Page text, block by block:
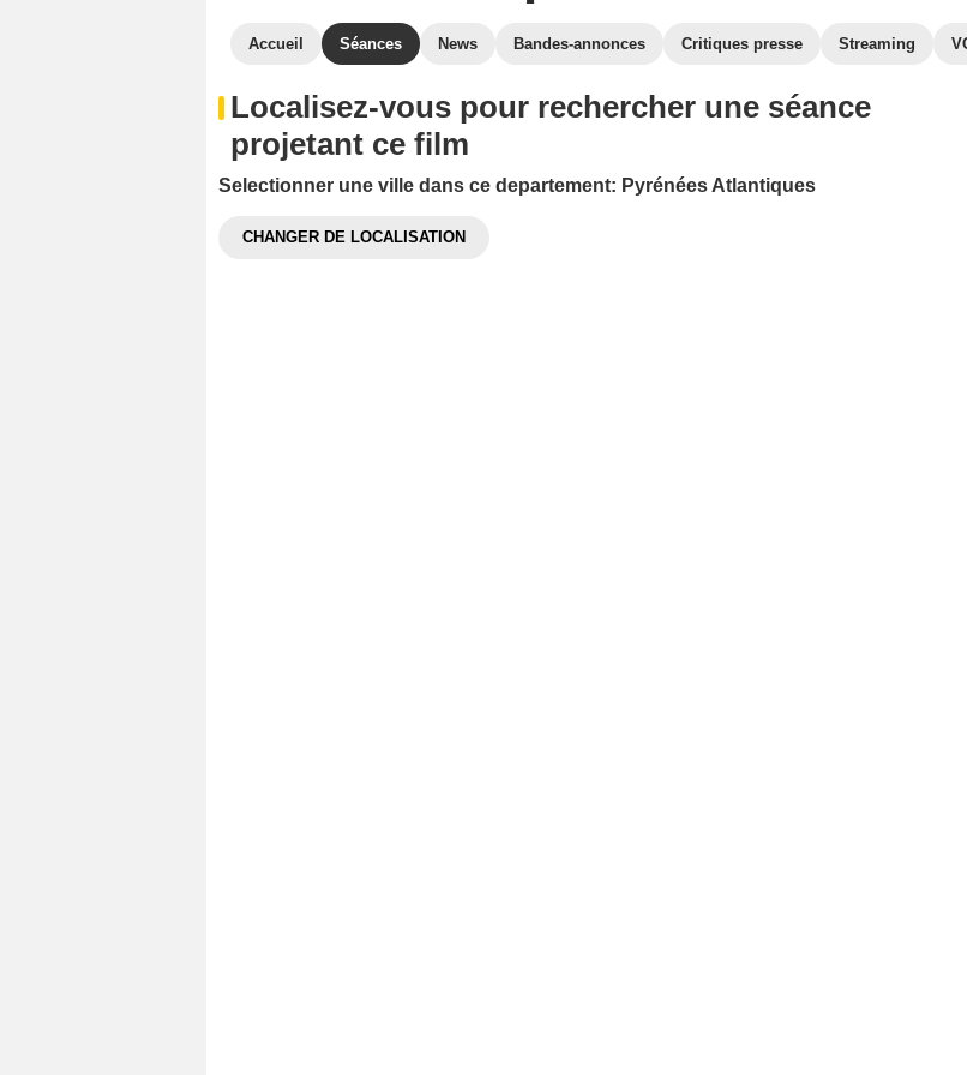
Accueil Séances News Bandes-annonces Critiques presse Streaming
Localisez-vous pour rechercher une séance
projetant ce film
Selectionner une ville dans ce departement: Pyrénées Atlantiques
CHANGER DE LOCALISATION